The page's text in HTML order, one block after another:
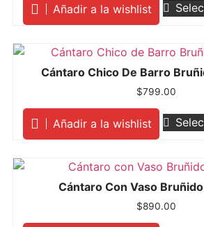
Añadir a la wishlist
Cántaro Chico De Barro
$799.00
Añadir a la wishlist
Cántaro Con Vaso
$890.00